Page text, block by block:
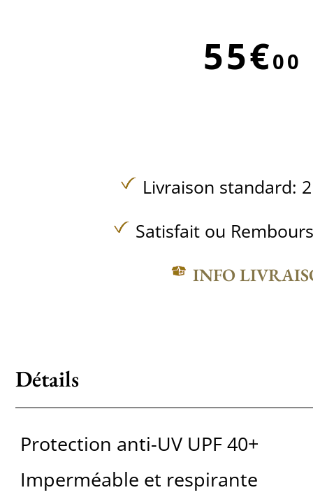
55€00
Livraison standard:
Satisfait ou
INFO
Détails
Protection anti-UV UPF 40+
Imperméable et respirante